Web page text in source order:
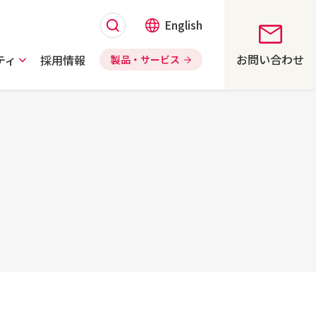
English
ィ 採用情報 製品・サービス お問い合わせ